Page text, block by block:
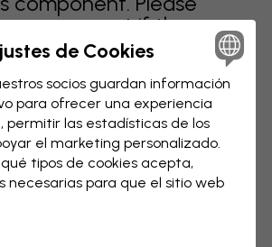
support if the
1 de 1 páginas
categorías
de Cookies
socios guardan información
para ofrecer una experiencia
permitir las estadísticas de los
el marketing personalizado.
tipos de cookies acepta,
necesarias para que el sitio web